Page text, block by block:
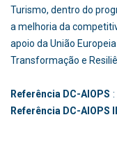
Turismo, dentro do
a melhoria da
apoio da União
Transformação e
Referência DC-AIOPS
Referência DC-AIOPS